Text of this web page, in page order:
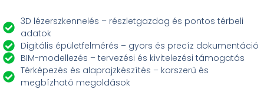
3D lézerszkennelés – részletgazdag és pontos térbeli
adatok
Digitális épületfelmérés – gyors és precíz dokumentáció
BIM-modellezés – tervezési és kivitelezési támogatás
Térképezés és alaprajzkészítés – korszerű és
megbízható megoldások